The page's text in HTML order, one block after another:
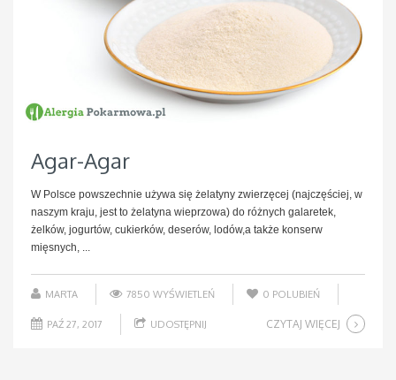
Agar-Agar
W Polsce powszechnie używa się żelatyny zwierzęcej (najczęściej, w
naszym kraju, jest to żelatyna wieprzowa) do różnych galaretek,
żelków, jogurtów, cukierków, deserów, lodów,a także konserw
mięsnych, ...
MARTA 7850 WYŚWIETLEŃ 0 POLUBIEŃ
PAŹ 27, 2017 UDOSTĘPNIJ CZYTAJ WIĘCEJ